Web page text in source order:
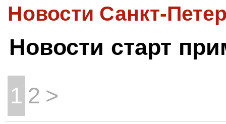
Новости Санкт-
Новости старт
1 2 >